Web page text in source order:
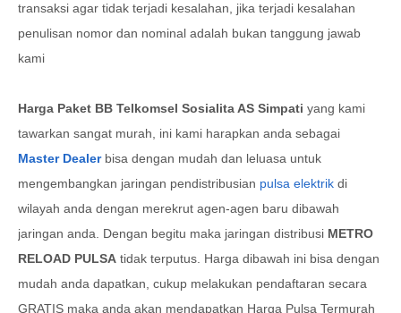
transaksi agar tidak terjadi kesalahan, jika terjadi kesalahan
penulisan nomor dan nominal adalah bukan tanggung jawab
kami
Harga Paket BB Telkomsel Sosialita AS Simpati yang kami
tawarkan sangat murah, ini kami harapkan anda sebagai
Master Dealerbisa dengan mudah dan leluasa untuk
mengembangkan jaringan pendistribusian pulsa elektrik di
wilayah anda dengan merekrut agen-agen baru dibawah
jaringan anda. Dengan begitu maka jaringan distribusi METRO
RELOAD PULSA tidak terputus. Harga dibawah ini bisa dengan
mudah anda dapatkan, cukup melakukan pendaftaran secara
GRATIS maka anda akan mendapatkan Harga Pulsa Termurah